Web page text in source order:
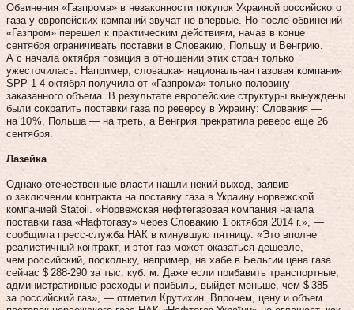
Обвинения «Газпрома» в незаконности покупок Украиной российского
газа у европейских компаний звучат не впервые. Но после обвинений
«Газпром» перешел к практическим действиям, начав в конце
сентября ограничивать поставки в Словакию, Польшу и Венгрию.
А с начала октября позиция в отношении этих стран только
ужесточилась. Например, словацкая национальная газовая компания
SPP 1‑4 октября получила от «Газпрома» только половину
заказанного объема. В результате европейские структуры вынуждены
были сократить поставки газа по реверсу в Украину: Словакия —
на 10 %, Польша — на треть, а Венгрия прекратила реверс еще 26
сентября.
Лазейка
Однако отечественные власти нашли некий выход, заявив
о заключении контракта на поставку газа в Украину норвежской
компанией Statoil. «Норвежская нефтегазовая компания начала
поставки газа «Нафтогазу» через Словакию 1 октября 2014 г.», —
сообщила пресс-служба НАК в минувшую пятницу. «Это вполне
реалистичный контракт, и этот газ может оказаться дешевле,
чем российский, поскольку, например, на хабе в Бельгии цена газа
сейчас $ 288‑290 за тыс. куб. м. Даже если прибавить транспортные,
административные расходы и прибыль, вы­йдет меньше, чем $ 385
за российский газ», — отметил Крутихин. Впрочем, цену и объем